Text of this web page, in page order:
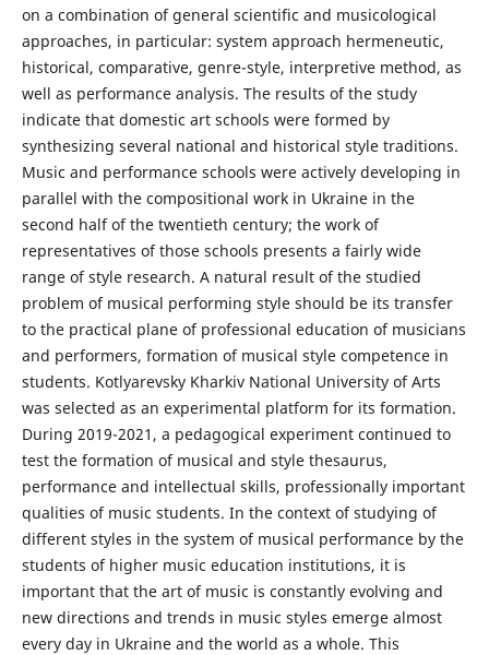
on a combination of general scientific and musicological
approaches, in particular: system approach hermeneutic,
historical, comparative, genre-style, interpretive method, as
well as performance analysis. The results of the study
indicate that domestic art schools were formed by
synthesizing several national and historical style traditions.
Music and performance schools were actively developing in
parallel with the compositional work in Ukraine in the
second half of the twentieth century; the work of
representatives of those schools presents a fairly wide
range of style research. A natural result of the studied
problem of musical performing style should be its transfer
to the practical plane of professional education of musicians
and performers, formation of musical style competence in
students. Kotlyarevsky Kharkiv National University of Arts
was selected as an experimental platform for its formation.
During 2019-2021, a pedagogical experiment continued to
test the formation of musical and style thesaurus,
performance and intellectual skills, professionally important
qualities of music students. In the context of studying of
different styles in the system of musical performance by the
students of higher music education institutions, it is
important that the art of music is constantly evolving and
new directions and trends in music styles emerge almost
every day in Ukraine and the world as a whole. This